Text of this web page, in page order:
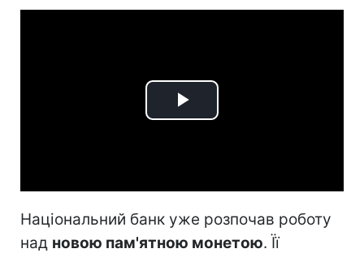
Play
Національний банк уже розпочав роботу
над новою пам'ятною монетою. Її